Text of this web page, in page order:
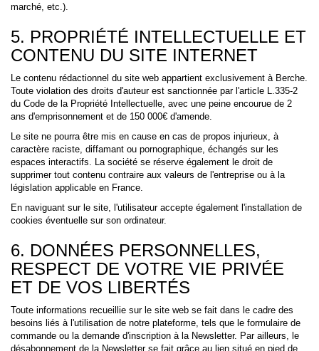
marché, etc.).
5. PROPRIÉTÉ INTELLECTUELLE ET
CONTENU DU SITE INTERNET
Le contenu rédactionnel du site web appartient exclusivement à Berche.
Toute violation des droits d'auteur est sanctionnée par l'article L.335-2
du Code de la Propriété Intellectuelle, avec une peine encourue de 2
ans d'emprisonnement et de 150 000€ d'amende.
Le site ne pourra être mis en cause en cas de propos injurieux, à
caractère raciste, diffamant ou pornographique, échangés sur les
espaces interactifs. La société se réserve également le droit de
supprimer tout contenu contraire aux valeurs de l'entreprise ou à la
législation applicable en France.
En naviguant sur le site, l'utilisateur accepte également l'installation de
cookies éventuelle sur son ordinateur.
6. DONNÉES PERSONNELLES,
RESPECT DE VOTRE VIE PRIVÉE
ET DE VOS LIBERTÉS
Toute informations recueillie sur le site web se fait dans le cadre des
besoins liés à l'utilisation de notre plateforme, tels que le formulaire de
commande ou la demande d'inscription à la Newsletter. Par ailleurs, le
désabonnement de la Newsletter se fait grâce au lien situé en pied de